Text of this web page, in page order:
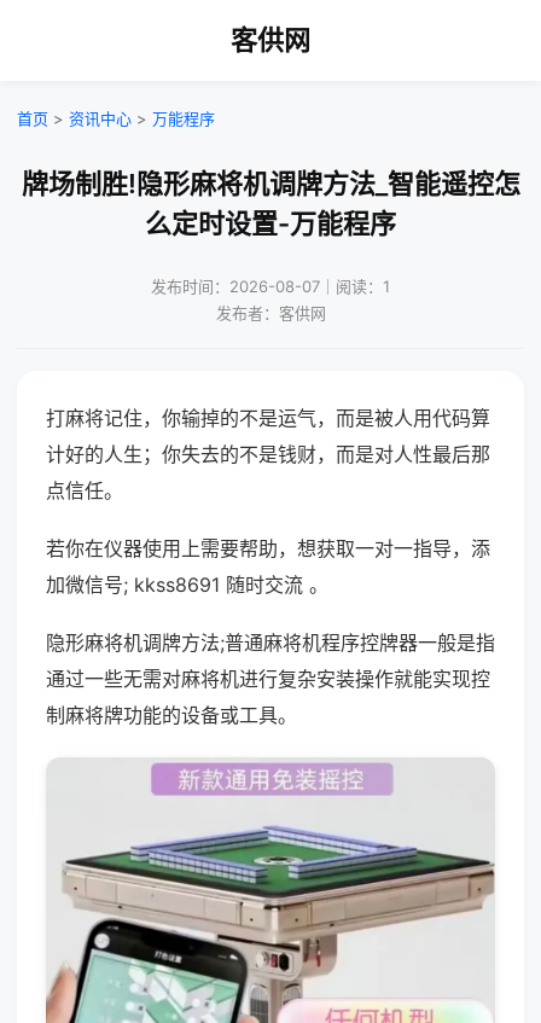
客供网
首页 > 资讯中心 > 万能程序
牌场制胜!隐形麻将机调牌方法_智能遥控怎
么定时设置-万能程序
发布时间：2026-08-07｜阅读：1
发布者：客供网
打麻将记住，你输掉的不是运气，而是被人用代码算
计好的人生；你失去的不是钱财，而是对人性最后那
点信任。
若你在仪器使用上需要帮助，想获取一对一指导，添
加微信号; kkss8691 随时交流 。
隐形麻将机调牌方法;普通麻将机程序控牌器一般是指
通过一些无需对麻将机进行复杂安装操作就能实现控
制麻将牌功能的设备或工具。